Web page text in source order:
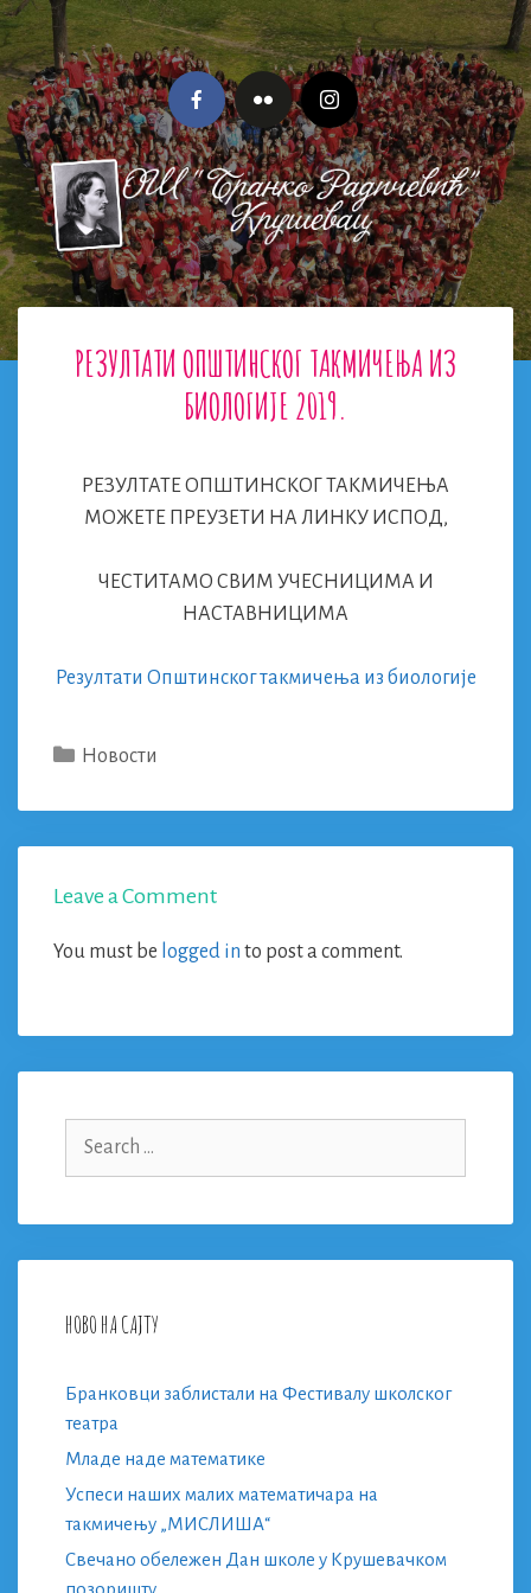
Skip
to
content
РЕЗУЛТАТИ ОПШТИНСКОГ ТАКМИЧЕЊА ИЗ
БИОЛОГИЈЕ 2019.
РЕЗУЛТАТЕ ОПШТИНСКОГ ТАКМИЧЕЊА
МОЖЕТЕ ПРЕУЗЕТИ НА ЛИНКУ ИСПОД,
ЧЕСТИТАМО СВИМ УЧЕСНИЦИМА И
НАСТАВНИЦИМА
Резултати Општинског такмичења из биологије
Categories
Новости
Leave a Comment
You must be logged in to post a comment.
НОВО НА САЈТУ
Бранковци заблистали на Фестивалу школског
театра
Младе наде математике
Успеси наших малих математичара на
такмичењу „МИСЛИША“
Свечано обележен Дан школе у Крушевачком